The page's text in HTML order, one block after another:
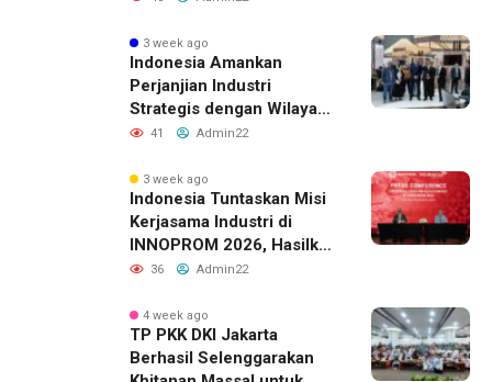
3 week ago
Indonesia Amankan
Perjanjian Industri
Strategis dengan Wilayah
Sverdlovsk, Rusia untuk
41 Admin22
3 week ago
Indonesia Tuntaskan Misi
Kerjasama Industri di
INNOPROM 2026, Hasilkan
Belasan Kerja Sama
36 Admin22
4 week ago
TP PKK DKI Jakarta
Berhasil Selenggarakan